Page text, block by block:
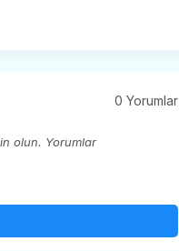
0 Yorumlar
olun. Yorumlar